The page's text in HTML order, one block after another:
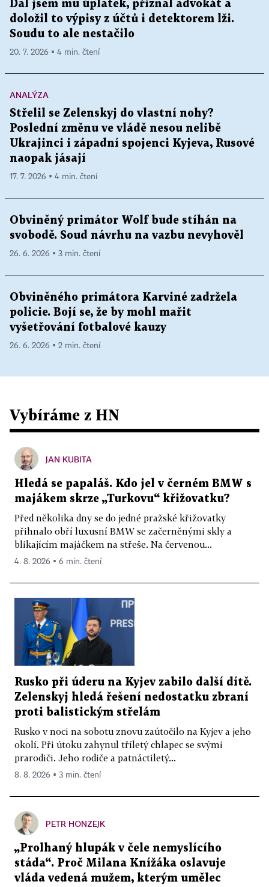
Dal jsem mu úplatek, přiznal advokát a
doložil to výpisy z účtů i detektorem lži.
Soudu to ale nestačilo
20. 7. 2026 ▪ 4 min. čtení
ANALÝZA
Střelil se Zelenskyj do vlastní nohy?
Poslední změnu ve vládě nesou nelibě
Ukrajinci i západní spojenci Kyjeva, Rusové
naopak jásají
17. 7. 2026 ▪ 4 min. čtení
Obviněný primátor Wolf bude stíhán na
svobodě. Soud návrhu na vazbu nevyhověl
26. 6. 2026 ▪ 3 min. čtení
Obviněného primátora Karviné zadržela
policie. Bojí se, že by mohl mařit
vyšetřování fotbalové kauzy
26. 6. 2026 ▪ 2 min. čtení
Vybíráme z HN
JAN KUBITA
Hledá se papaláš. Kdo jel v černém BMW s
majákem skrze „Turkovu“ křižovatku?
Před několika dny se do jedné pražské křižovatky
přihnalo obří luxusní BMW se začerněnými skly a
blikajícím majáčkem na střeše. Na červenou...
4. 8. 2026 ▪ 6 min. čtení
Rusko při úderu na Kyjev zabilo další dítě.
Zelenskyj hledá řešení nedostatku zbraní
proti balistickým střelám
Rusko v noci na sobotu znovu zaútočilo na Kyjev a jeho
okolí. Při útoku zahynul tříletý chlapec se svými
prarodiči. Jeho rodiče a patnáctiletý...
8. 8. 2026 ▪ 3 min. čtení
PETR HONZEJK
„Prolhaný hlupák v čele nemyslícího
stáda“. Proč Milana Knížáka oslavuje
vláda vedená mužem, kterým umělec